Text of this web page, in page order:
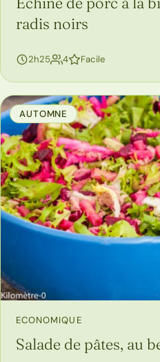
radis noirs
2h25 4personnes
Facile
AUTOMNE
ECONOMIQUE
Salade de pâtes, au